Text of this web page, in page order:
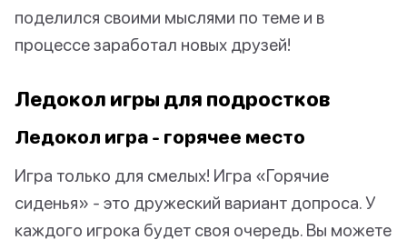
поделился своими мыслями по теме и в
процессе заработал новых друзей!
Ледокол игры для подростков
Ледокол игра - горячее место
Игра только для смелых! Игра «Горячие
сиденья» - это дружеский вариант допроса. У
каждого игрока будет своя очередь. Вы можете